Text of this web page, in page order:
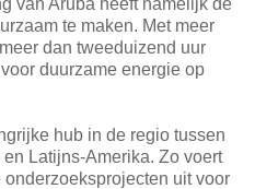
te maken. Met meer
dan tweeduizend uur
duurzame energie op
hub in de regio tussen
Latijns-Amerika. Zo voert
uit voor